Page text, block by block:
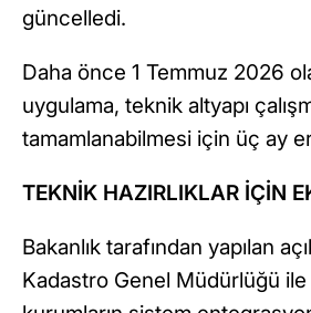
güncelledi.
Daha önce 1 Temmuz 2026
uygulama, teknik altyapı
tamamlanabilmesi için üç ay
TEKNİK HAZIRLIKLAR İÇİN
Bakanlık tarafından yapılan
Kadastro Genel Müdürlüğü ile